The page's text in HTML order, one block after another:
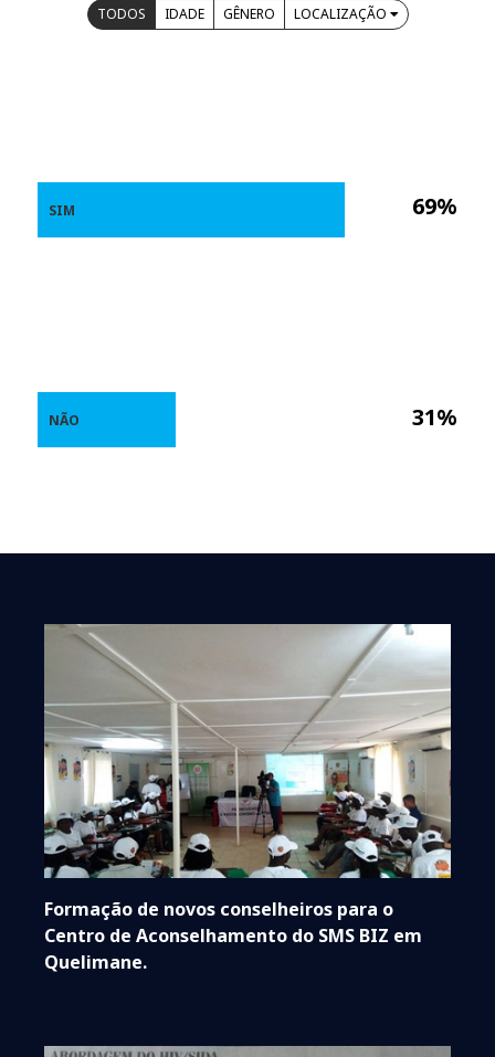
TODOS IDADE GÊNERO LOCALIZAÇÃO
69%
31%
SIM
NÃO
Formação de novos conselheiros para o
Centro de Aconselhamento do SMS BIZ em
Quelimane.